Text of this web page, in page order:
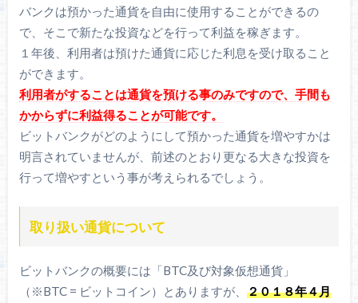
バンクは預かった通貨を自由に使用することができるの
で、そこで新たな投資などを行って利益を稼ぎます。
１年後、利用者は預けた通貨に応じた利息を受け取ること
ができます。
利用者がすることは通貨を預ける事のみですので、手間も
かからずに利益得ることが可能です。
ビットバンクがどのようにして預かった通貨を増やすかは
明言されていませんが、前述のとおり更なる大きな投資を
行って増やすという事が考えられるでしょう。
取り扱い通貨について
ビットバンクの概要には「BTC及び対象仮想通貨」
（※BTC = ビットコイン）とありますが、 ２０１８年４月